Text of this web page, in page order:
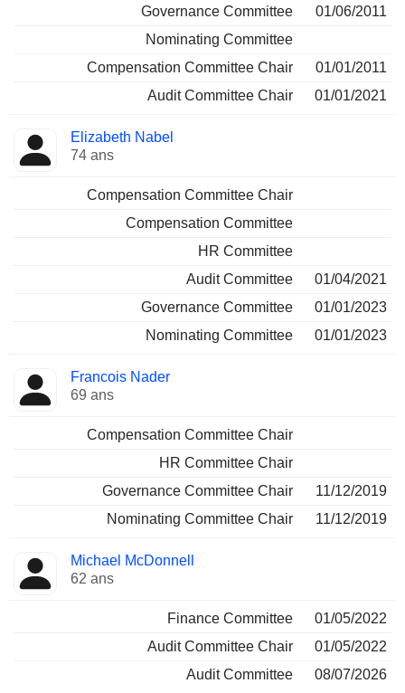
Governance Committee
01/06/2011
Nominating Committee
Compensation Committee Chair
01/01/2011
Audit Committee Chair
01/01/2021
Elizabeth Nabel
74 ans
Compensation Committee Chair
Compensation Committee
HR Committee
Audit Committee
01/04/2021
Governance Committee
01/01/2023
Nominating Committee
01/01/2023
Francois Nader
69 ans
Compensation Committee Chair
HR Committee Chair
Governance Committee Chair
11/12/2019
Nominating Committee Chair
11/12/2019
Michael McDonnell
62 ans
Finance Committee
01/05/2022
Audit Committee Chair
01/05/2022
Audit Committee
08/07/2026